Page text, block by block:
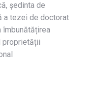
ședinta de
a tezei de doctorat
îmbunătățirea
proprietății